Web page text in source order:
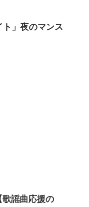
」夜のマンス
歌謡曲応援の